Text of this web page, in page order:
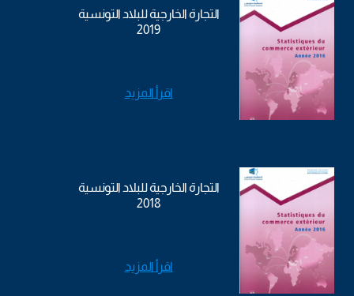
التجارة الخارجية للبلاد التونسية
2019
اقرأ المزيد
التجارة الخارجية للبلاد التونسية
2018
اقرأ المزيد